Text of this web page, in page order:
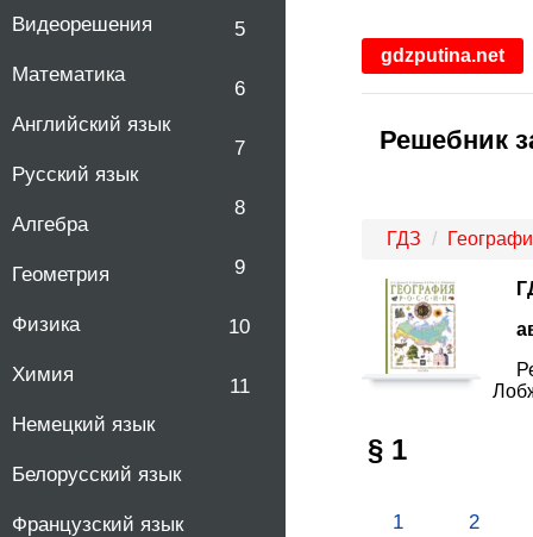
Видеорешения
Математика
Английский язык
Русский язык
Алгебра
Геометрия
Физика
Химия
Немецкий язык
Белорусский язык
Французский язык
5
6
7
8
9
10
11
gdzputina.net
Решебник
ГДЗ
§ 1
1 2